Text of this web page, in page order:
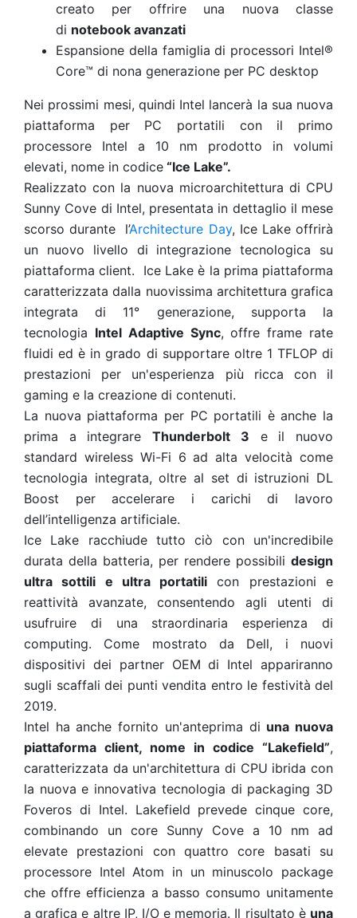
creato per offrire una nuova classe
di notebook avanzati
Espansione della famiglia di processori Intel®
Core™ di nona generazione per PC desktop
Nei prossimi mesi, quindi Intel lancerà la sua nuova
piattaforma per PC portatili con il primo
processore Intel a 10 nm prodotto in volumi
elevati, nome in codice “Ice Lake”.
Realizzato con la nuova microarchitettura di CPU
Sunny Cove di Intel, presentata in dettaglio il mese
scorso durante l’Architecture Day, Ice Lake offrirà
un nuovo livello di integrazione tecnologica su
piattaforma client. Ice Lake è la prima piattaforma
caratterizzata dalla nuovissima architettura grafica
integrata di 11° generazione, supporta la
tecnologia Intel Adaptive Sync, offre frame rate
fluidi ed è in grado di supportare oltre 1 TFLOP di
prestazioni per un'esperienza più ricca con il
gaming e la creazione di contenuti.
La nuova piattaforma per PC portatili è anche la
prima a integrareThunderbolt 3 e il nuovo
standard wireless Wi-Fi 6 ad alta velocità come
tecnologia integrata, oltre al set di istruzioni DL
Boost per accelerare i carichi di lavoro
dell’intelligenza artificiale.
Ice Lake racchiude tutto ciò con un'incredibile
durata della batteria, per rendere possibili design
ultra sottili e ultra portatili con prestazioni e
reattività avanzate, consentendo agli utenti di
usufruire di una straordinaria esperienza di
computing. Come mostrato da Dell, i nuovi
dispositivi dei partner OEM di Intel appariranno
sugli scaffali dei punti vendita entro le festività del
2019.
Intel ha anche fornito un'anteprima di una nuova
piattaforma client, nome in codice “Lakefield”,
caratterizzata da un'architettura di CPU ibrida con
la nuova e innovativa tecnologia di packaging 3D
Foveros di Intel. Lakefield prevede cinque core,
combinando un core Sunny Cove a 10 nm ad
elevate prestazioni con quattro core basati su
processore Intel Atom in un minuscolo package
che offre efficienza a basso consumo unitamente
a grafica e altre IP, I/O e memoria. Il risultato è una